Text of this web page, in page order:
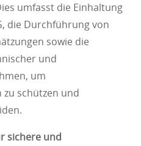
umfasst die Einhaltung
die Durchführung von
sowie die
und
um
schützen und
sichere und